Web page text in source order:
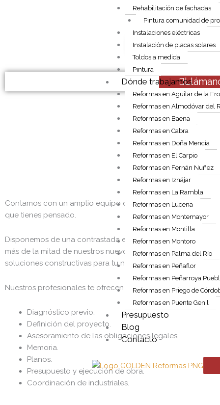
Rehabilitación de fachadas
Pintura comunidad de
Instalaciones eléctricas
Instalación de placas solares
Toldos a medida
Pintura
Dónde trabajamos
Reformas en Aguilar de la
Reformas en Almodóvar del
Reformas en Baena
Reformas en Cabra
Reformas en Doña Mencía
Reformas en El Carpio
Reformas en Fernán Nuñez
Reformas en Iznájar
Reformas en La Rambla
Reformas en Lucena
Reformas en Montemayor
Reformas en Montilla
Reformas en Montoro
Reformas en Palma del Río
Reformas en Peñaflor
Reformas en Peñarroya
Reformas en Priego de
Reformas en Puente Genil
Presupuesto
Blog
Contacto
Deja tu
Contamos con un amplio equipo de expertos del mundo
que tienes pensado.
Disponemos de una contrastada experiencia en reformas
más de la mitad de nuestros nuevos proyectos provienen
soluciones constructivas para tu negocio, con los
Nuestros profesionales te ofrecen un servicio completo y
Diagnóstico previo.
Definición del proyecto.
Asesoramiento de las obligaciones legales.
Memoria.
Planos.
Presupuesto y ejecución de obra.
Coordinación de industriales.